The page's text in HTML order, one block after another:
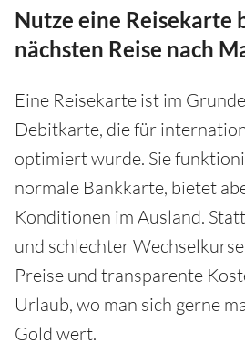
Nutze eine Reisekarte
nächsten Reise nach
Eine Reisekarte ist im
Debitkarte, die für
optimiert wurde. Sie
normale Bankkarte, bietet
Konditionen im Ausland.
und schlechter
Preise und transparente
Urlaub, wo man sich gerne
Gold wert.